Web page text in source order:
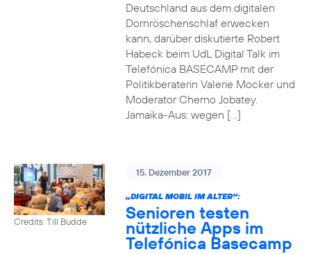
Deutschland aus dem digitalen
Dornröschenschlaf erwecken
kann, darüber diskutierte Robert
Habeck beim UdL Digital Talk im
Telefónica BASECAMP mit der
Politikberaterin Valerie Mocker und
Moderator Cherno Jobatey.
Jamaika-Aus: wegen […]
Credits: Till Budde
15. Dezember 2017
„DIGITAL MOBIL IM ALTER“:
Senioren testen
nützliche Apps im
Telefónica Basecamp